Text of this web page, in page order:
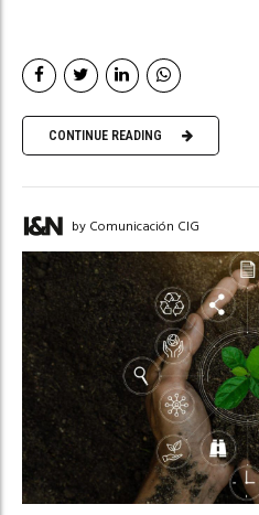
CONTINUE READING
by Comunicación CIG